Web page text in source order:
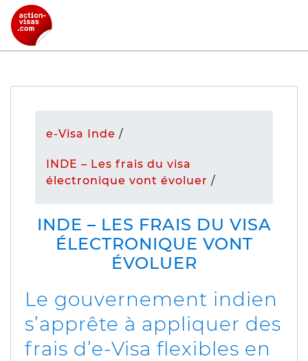
e-Visa Inde /
INDE – Les frais du visa
électronique vont évoluer /
INDE – LES FRAIS DU VISA
ÉLECTRONIQUE VONT
ÉVOLUER
Le gouvernement indien
s’apprête à appliquer des
frais d’e-Visa flexibles en